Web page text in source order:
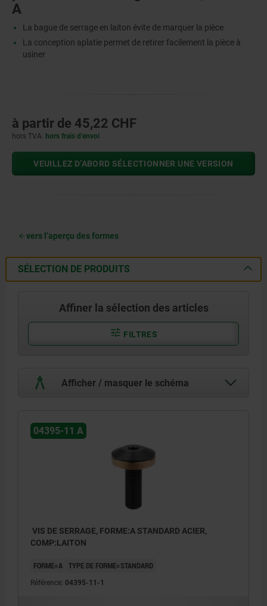
A
La bague de serrage en laiton évite de marquer la pièce
La conception aplatie permet de retirer facilement la pièce à
usiner
à partir de 45,22 CHF
hors TVA hors frais d’envoi
VEUILLEZ D’ABORD SÉLECTIONNER UNE VERSION
vers l’aperçu des formes
SÉLECTION DE PRODUITS
Affiner la sélection des articles
FILTRES
Afficher / masquer le schéma
04395-11 A
VIS DE SERRAGE, FORME:A STANDARD ACIER,
COMP:LAITON
FORME=A TYPE DE FORME=STANDARD
Référence: 04395-11-1